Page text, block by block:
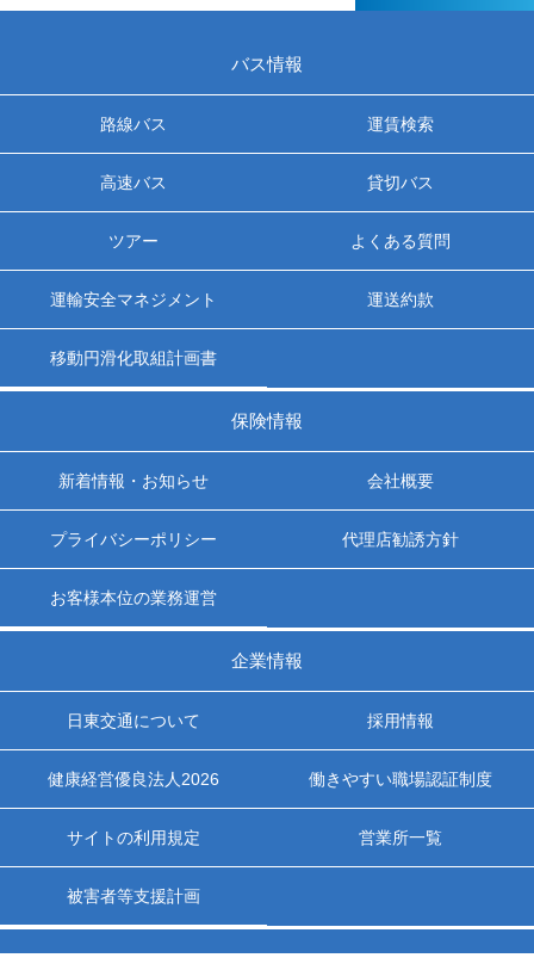
バス情報
路線バス 運賃検索
高速バス 貸切バス
ツアー よくある質問
運輸安全マネジメント 運送約款
移動円滑化取組計画書
保険情報
新着情報・お知らせ 会社概要
プライバシーポリシー 代理店勧誘方針
お客様本位の業務運営
企業情報
日東交通について 採用情報
健康経営優良法人2026 働きやすい職場認証制度
サイトの利用規定 営業所一覧
被害者等支援計画